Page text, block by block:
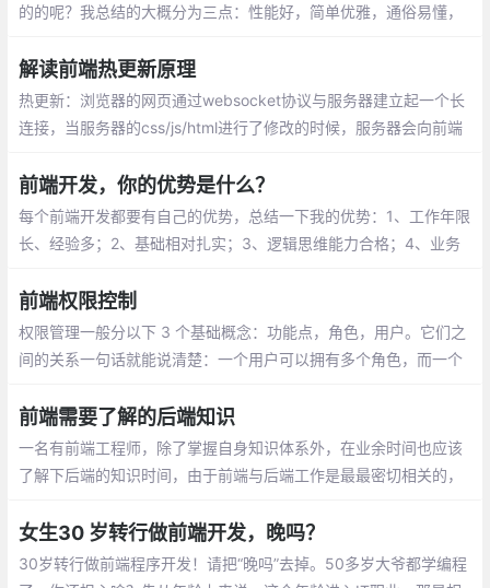
的的呢？我总结的大概分为三点：性能好，简单优雅，通俗易懂，
解读前端热更新原理
热更新：浏览器的网页通过websocket协议与服务器建立起一个长
连接，当服务器的css/js/html进行了修改的时候，服务器会向前端
直接操作dom，局部刷新，如果是js发生了改变，只好刷新整个页
面。
前端开发，你的优势是什么？
每个前端开发都要有自己的优势，总结一下我的优势：1、工作年限
长、经验多；2、基础相对扎实；3、逻辑思维能力合格；4、业务
前端权限控制
权限管理一般分以下 3 个基础概念：功能点，角色，用户。它们之
间的关系一句话就能说清楚：一个用户可以拥有多个角色，而一个
前端需要了解的后端知识
一名有前端工程师，除了掌握自身知识体系外，在业余时间也应该
了解下后端的知识时间，由于前端与后端工作是最最密切相关的，
算机网络、数据结构和算法、计算机组成和原理、离散数学等知识
都要涉及。
女生30 岁转行做前端开发，晚吗？
30岁转行做前端程序开发！请把“晚吗”去掉。50多岁大爷都学编程